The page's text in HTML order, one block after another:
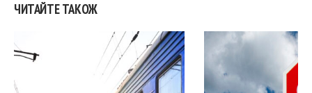
ЧИТАЙТЕ ТАКОЖ